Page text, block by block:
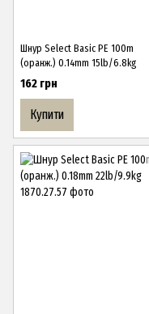
Шнур Select Basic PE 100m
(оранж.) 0.14mm 15lb/6.8kg
162 грн
Купити